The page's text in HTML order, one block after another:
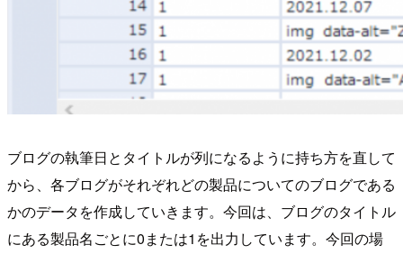
ブログの執筆日とタイトルが列になるように持ち方を直して
から、各ブログがそれぞれどの製品についてのブログである
かのデータを作成していきます。今回は、ブログのタイトル
にある製品名ごとに0または1を出力しています。今回の場